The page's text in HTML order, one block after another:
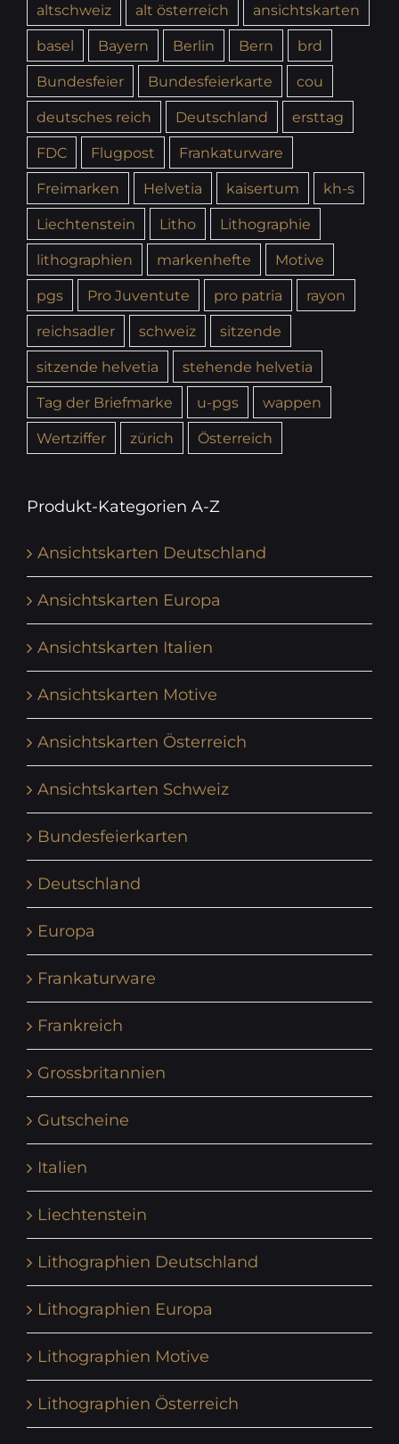
altschweiz
alt österreich
ansichtskarten
basel
Bayern Berlin Bern
brd
Bundesfeier
Bundesfeierkarte
cou
deutsches reich
Deutschland
ersttag
FDC
Flugpost
Frankaturware
Freimarken
Helvetia kaisertum
kh-s
Liechtenstein
Litho
Lithographie
lithographien
markenhefte
Motive
pgs
Pro Juventute pro patria
rayon
reichsadler
schweiz
sitzende
sitzende helvetia
stehende helvetia
Tag der Briefmarke
u-pgs
wappen
Wertziffer
zürich Österreich
Produkt-Kategorien A-Z
Ansichtskarten Deutschland
Ansichtskarten Europa
Ansichtskarten Italien
Ansichtskarten Motive
Ansichtskarten Österreich
Ansichtskarten Schweiz
Bundesfeierkarten
Deutschland
Europa
Frankaturware
Frankreich
Grossbritannien
Gutscheine
Italien
Liechtenstein
Lithographien Deutschland
Lithographien Europa
Lithographien Motive
Lithographien Österreich